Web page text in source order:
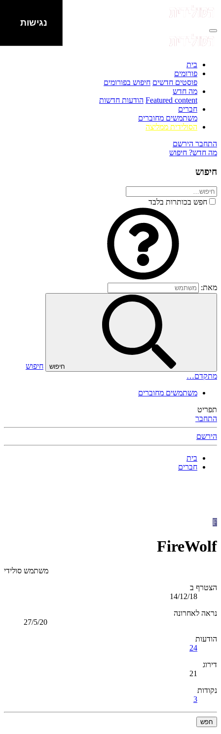
בית
פורומים
פוסטים חדשים חיפוש בפורומים
מה חדש
Featured content הודעות חדשות
חברים
משתמשים מחוברים
הסולידית ממליצה
התחבר הירשם
מה חדש? חיפוש
חיפוש
חפש בכותרות בלבד
מאת:
חיפוש
חיפוש
מתקדם…
משתמשים מחוברים
תפריט
התחבר
הירשם
בית
חברים
F
FireWolf
משתמש סולידי
הצטרף ב
14/12/18
נראה לאחרונה
27/5/20
הודעות
24
דירוג
21
נקודות
3
חפש
נגישות